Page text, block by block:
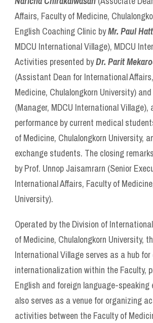
Affairs, Faculty of Medicine,
English Coaching Clinic byMr. Paul
MDCU International Village), MDCU
Activities presented byDr. Parit
(Assistant Dean for International
Medicine, Chulalongkorn University)
(Manager, MDCU International
performance by current medical
of Medicine, Chulalongkorn University,
exchange students. The closing
by Prof. Unnop Jaisamrarn (Senior
International Affairs, Faculty of
University).
Operated by the Division of
of Medicine, Chulalongkorn University,
International Village serves as a hub
internationalization within the Faculty,
English and foreign language-speaking
also serves as a venue for organizing
activities between the Faculty of